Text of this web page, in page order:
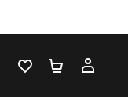
LISTE DEPANIER 0